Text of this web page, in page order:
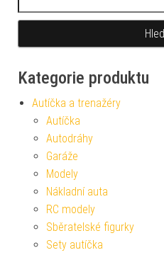
Kategorie produktu
Autíčka a trenažéry
Autíčka
Autodráhy
Garáže
Modely
Nákladní auta
RC modely
Sběratelské figurky
Sety autíčka